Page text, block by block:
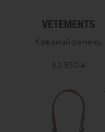
Кожаный ремень
92 950 ₽